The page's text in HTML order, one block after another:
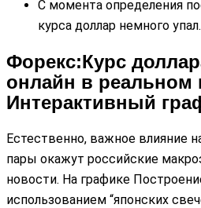
С момента определения
курса доллар немного упал.
Форекс:Курс
онлайн в реальном
Интерактивный
Естественно, важное влияние
пары окажут российские
новости. На графике
использованием “японских